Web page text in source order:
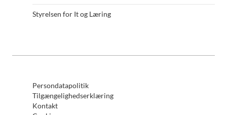
Styrelsen for It og Læring
Persondatapolitik
Tilgængelighedserklæring
Kontakt